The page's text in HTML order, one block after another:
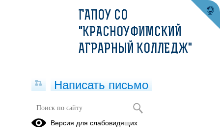
Всероссийский конкурс на лучший
арт-объект, посвященный 80-летию
ГАПОУ СО
"КРАСНОУФИМСКИЙ
АГРАРНЫЙ КОЛЛЕДЖ"
Написать письмо
Версия для слабовидящих